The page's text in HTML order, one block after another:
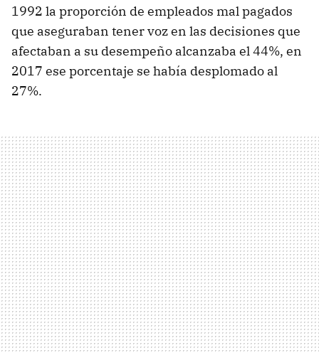
1992 la proporción de empleados mal pagados
que aseguraban tener voz en las decisiones que
afectaban a su desempeño alcanzaba el 44%, en
2017 ese porcentaje se había desplomado al
27%.